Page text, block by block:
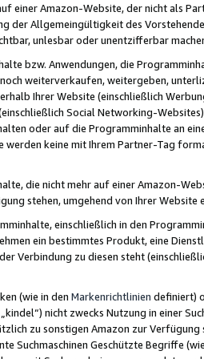
einer Amazon-Website, der nicht als
der Allgemeingültigkeit des
unlesbar oder unentzifferbar
bzw. Anwendungen, die
weiterverkaufen, weitergeben,
Ihrer Website (einschließlich
Social Networking-
oder auf die Programminhalte an
werden keine mit Ihrem Partner-Tag
die nicht mehr auf einer Amazon-
stehen, umgehend von Ihrer
einschließlich in den
ein bestimmtes Produkt, eine
Verbindung zu diesen steht
(wie in den Markenrichtlinien definiert)
„kindel“) nicht zwecks Nutzung in einer
zu sonstigen Amazon zur
Suchmaschinen Geschützte Begriffe